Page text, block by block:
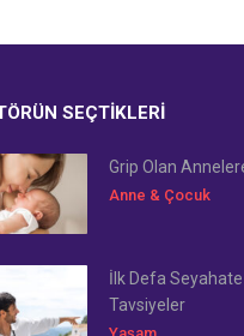
SEÇTIKLERI
Grip Olan
Anne & Çocuk
İlk Defa
Tavsiyeler
Yaşam